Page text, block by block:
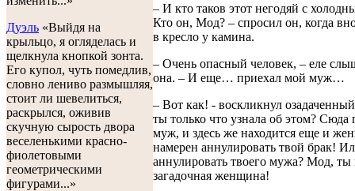
Дуэль «Выйдя на
крыльцо, я огляделась и
щелкнула кнопкой зонта.
Его купол, чуть помедлив,
словно лениво размышляя,
стоит ли шевелиться,
раскрылся, оживив
скучную сырость двора
веселенькими красно-
фиолетовыми
геометрическими
фигурами...»
– И кто таков этот негодяй с
Кто он, Мод? – спросил он, когда
в кресло у камина.
– Очень опасный человек, – еле
она. – И еще… приехал мой муж…
– Вот как! - воскликнул
ты только что узнала об этом? Сюда
муж, и здесь же находится еще и
намерен аннулировать твой брак!
аннулировать твоего мужа? Мод, ты
загадочная женщина!